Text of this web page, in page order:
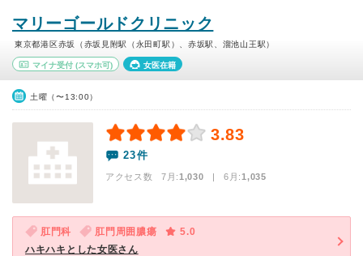
マリーゴールドクリニック
東京都港区赤坂（赤坂見附駅（永田町駅）、赤坂駅、溜池山王駅）
マイナ受付 (スマホ可) 女医在籍
土曜（〜13:00）
3.83
23件
アクセス数 7月:1,030 | 6月:1,035
肛門科 肛門周囲膿瘍
5.0
ハキハキとした女医さん